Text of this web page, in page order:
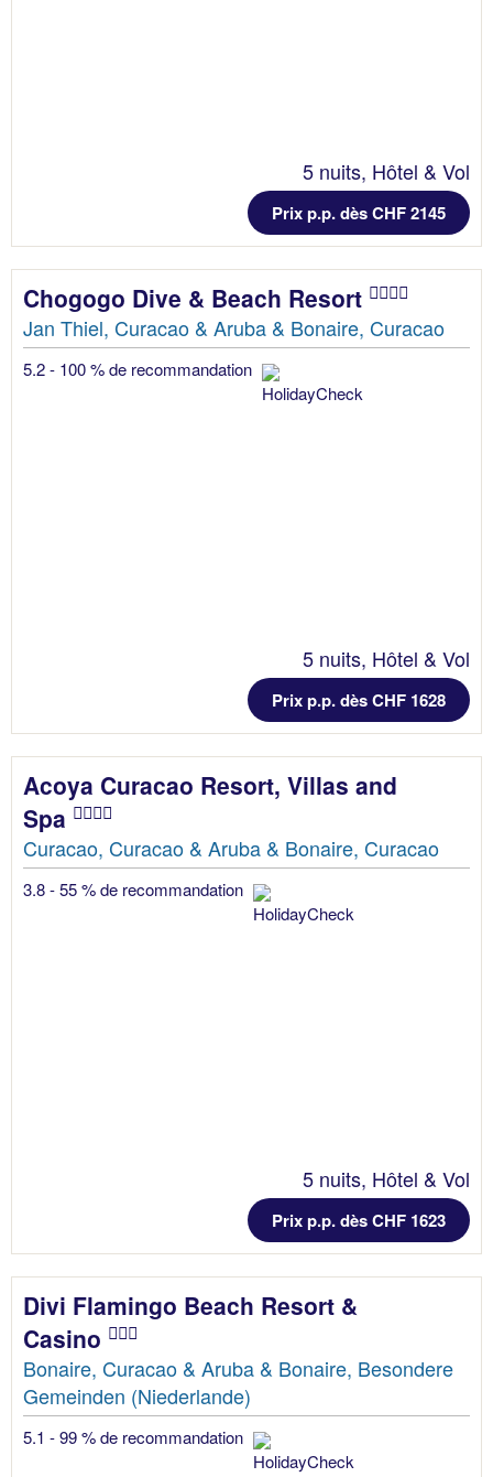
5 nuits, Hôtel & Vol
Prix p.p. dès CHF 2145
Chogogo Dive & Beach Resort
Jan Thiel, Curacao & Aruba & Bonaire, Curacao
5.2 - 100 % de recommandation
5 nuits, Hôtel & Vol
Prix p.p. dès CHF 1628
Acoya Curacao Resort, Villas and
Spa
Curacao, Curacao & Aruba & Bonaire, Curacao
3.8 - 55 % de recommandation
5 nuits, Hôtel & Vol
Prix p.p. dès CHF 1623
Divi Flamingo Beach Resort &
Casino
Bonaire, Curacao & Aruba & Bonaire, Besondere
Gemeinden (Niederlande)
5.1 - 99 % de recommandation